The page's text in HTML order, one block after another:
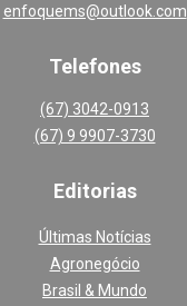
enfoquems@outlook.com
Telefones
(67) 3042-0913
(67) 9 9907-3730
Editorias
Últimas Notícias
Agronegócio
Brasil & Mundo